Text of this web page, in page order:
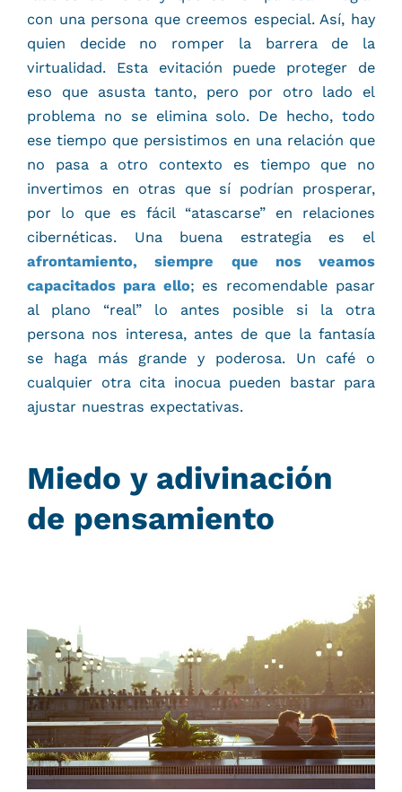
con una persona que creemos especial. Así, hay
quien decide no romper la barrera de la
virtualidad. Esta evitación puede proteger de
eso que asusta tanto, pero por otro lado el
problema no se elimina solo. De hecho, todo
ese tiempo que persistimos en una relación que
no pasa a otro contexto es tiempo que no
invertimos en otras que sí podrían prosperar,
por lo que es fácil “atascarse” en relaciones
cibernéticas. Una buena estrategia es el
afrontamiento, siempre que nos veamos
capacitados para ello; es recomendable pasar
al plano “real” lo antes posible si la otra
persona nos interesa, antes de que la fantasía
se haga más grande y poderosa. Un café o
cualquier otra cita inocua pueden bastar para
ajustar nuestras expectativas.
Miedo y adivinación
de pensamiento